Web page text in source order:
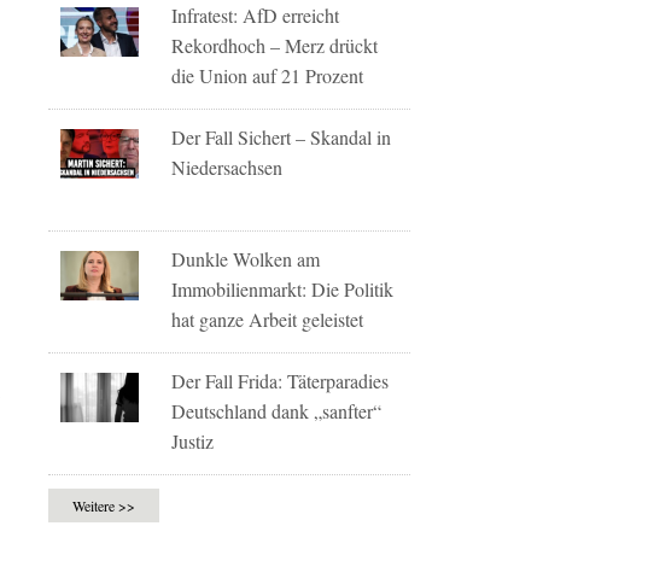
Infratest: AfD erreicht
Rekordhoch – Merz drückt
die Union auf 21 Prozent
Der Fall Sichert – Skandal in
Niedersachsen
Dunkle Wolken am
Immobilienmarkt: Die Politik
hat ganze Arbeit geleistet
Der Fall Frida: Täterparadies
Deutschland dank „sanfter“
Justiz
Weitere >>